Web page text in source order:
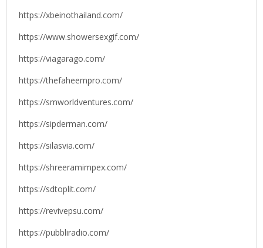
https://xbeinothailand.com/
https://www.showersexgif.com/
https://viagarago.com/
https://thefaheempro.com/
https://smworldventures.com/
https://sipderman.com/
https://silasvia.com/
https://shreeramimpex.com/
https://sdtoplit.com/
https://revivepsu.com/
https://pubbliradio.com/